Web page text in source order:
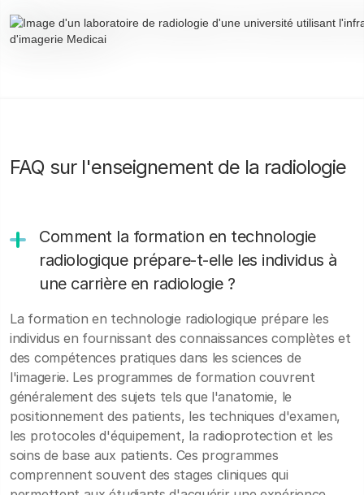
FAQ sur l'enseignement de la radiologie
Comment la formation en technologie
radiologique prépare-t-elle les individus à
une carrière en radiologie ?
La formation en technologie radiologique prépare les
individus en fournissant des connaissances complètes et
des compétences pratiques dans les sciences de
l'imagerie. Les programmes de formation couvrent
généralement des sujets tels que l'anatomie, le
positionnement des patients, les techniques d'examen,
les protocoles d'équipement, la radioprotection et les
soins de base aux patients. Ces programmes
comprennent souvent des stages cliniques qui